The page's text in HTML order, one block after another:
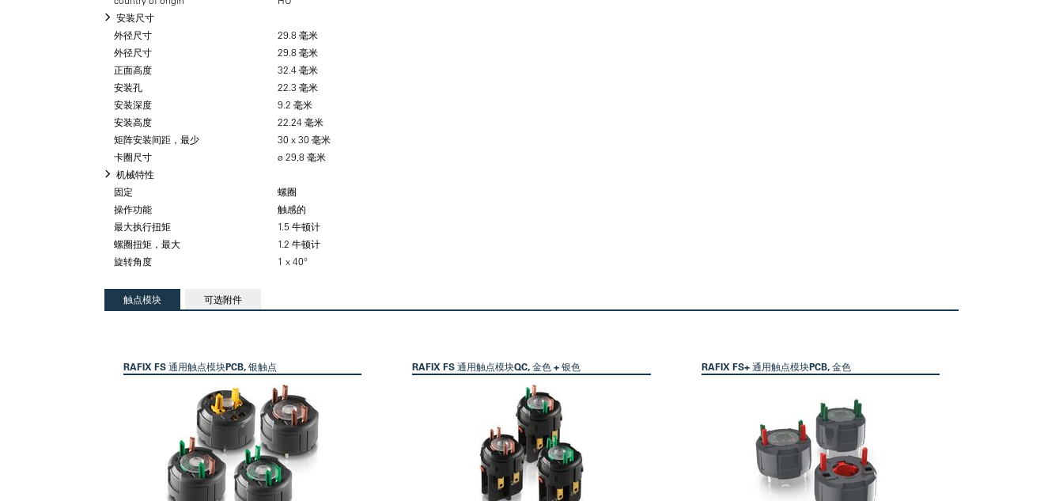
安装尺寸
外径尺寸
29.8 毫米
外径尺寸
29.8 毫米
正面高度
32.4 毫米
安装孔
22.3 毫米
安装深度
9.2 毫米
安装高度
22.24 毫米
矩阵安装间距，最少
30 x 30 毫米
卡圈尺寸
ø 29,8 毫米
机械特性
固定
螺圈
操作功能
触感的
最大执行扭矩
1.5 牛顿计
螺圈扭矩，最大
1.2 牛顿计
旋转角度
1 x 40°
触点模块 可选附件
RAFIX FS 通用触点模块PCB, 银触点 RAFIX FS 通用触点模块QC, 金色 + 银色 RAFIX FS+ 通用触点模块PCB, 金色